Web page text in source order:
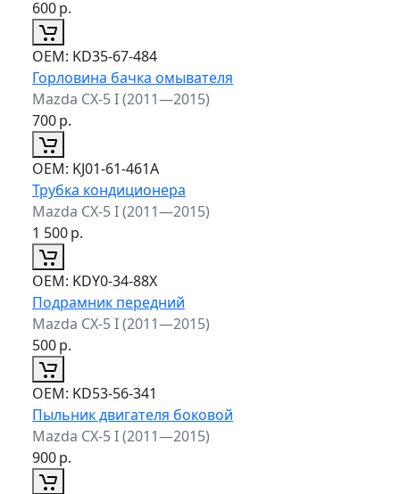
600р.
ОЕМ: KD35-67-484
Горловина бачка омывателя
Mazda CX-5 I (2011—2015)
700р.
ОЕМ: KJ01-61-461A
Трубка кондиционера
Mazda CX-5 I (2011—2015)
1 500р.
ОЕМ: KDY0-34-88X
Подрамник передний
Mazda CX-5 I (2011—2015)
500р.
ОЕМ: KD53-56-341
Пыльник двигателя боковой
Mazda CX-5 I (2011—2015)
900р.